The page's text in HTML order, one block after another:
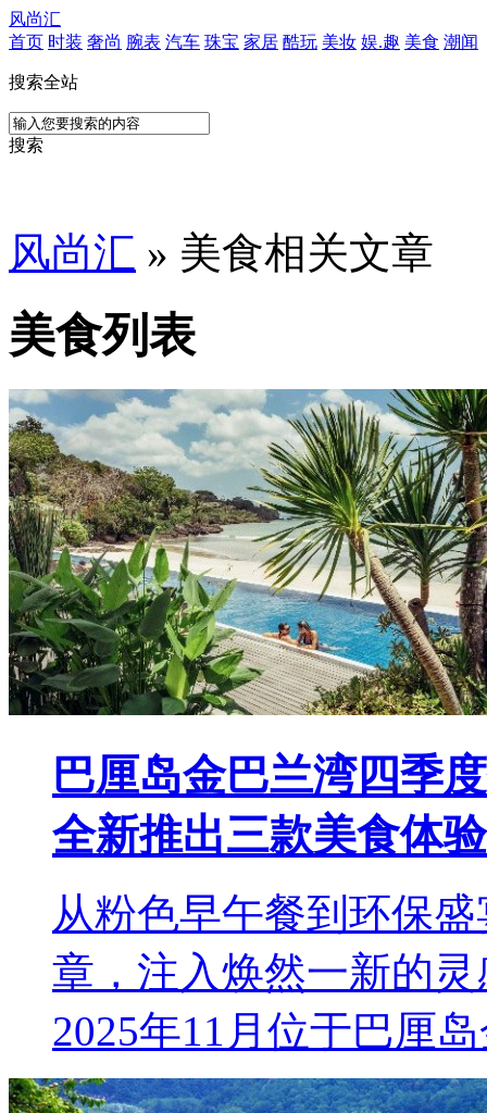
风尚汇
首页 时装 奢尚 腕表 汽车 珠宝 家居 酷玩 美妆 娱.趣 美食 潮闻
搜索全站
搜索
风尚汇 » 美食相关文章
美食列表
巴厘岛金巴兰湾四季
全新推出三款美食体验
从粉色早午餐到环保
章，注入焕然一新的
2025年11月位于巴厘